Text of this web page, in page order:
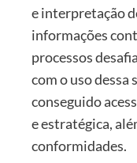
e interpretação
informações
processos
com o uso dessa
conseguido
e estratégica,
conformidades.